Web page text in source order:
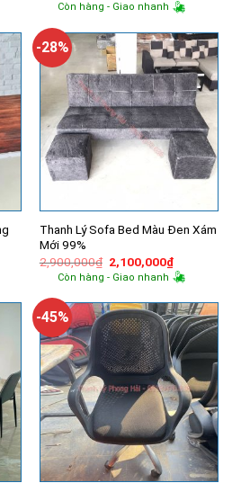
là:
tại
500,000₫.
Còn hàng - Giao nhanh
-28%
Thanh Lý Sofa Bed Màu Đen Xám
Mới 99%
2,900,000₫ Giá
gốc
là:
2,100,000₫Giá
hiện
tại
Còn hàng - Giao nhanh
-45%